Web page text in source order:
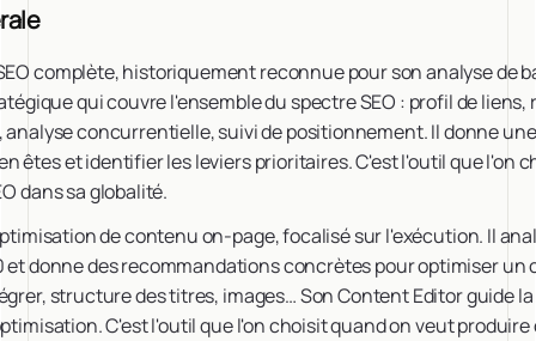
complète, historiquement reconnue pour son analyse de
qui couvre l'ensemble du spectre SEO : profil de
concurrentielle, suivi de positionnement. Il donne
êtes et identifier les leviers prioritaires. C'est l'outil que l'on
dans sa globalité.
de contenu on-page, focalisé sur l'exécution. Il
et donne des recommandations concrètes pour optimiser un
structure des titres, images… Son Content Editor guide
C'est l'outil que l'on choisit quand on veut